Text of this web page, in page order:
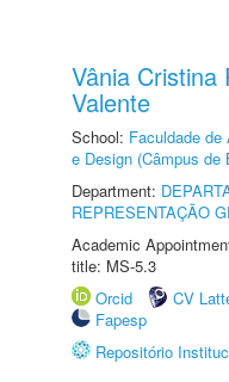
Vânia Cristina
Valente
School: Faculdade
e Design (Câmpus de
Department:
REPRESENTAÇÃO
Academic
title: MS-5.3
Orcid
CV
Fapesp
Repositório